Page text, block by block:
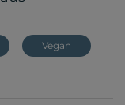
Vegan